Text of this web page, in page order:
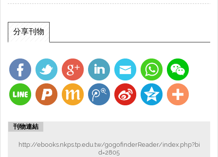
分享刊物
刊物連結
http://ebooks.nkps.tp.edu.tw/gogofinderReader/index.php?bi
d=2805